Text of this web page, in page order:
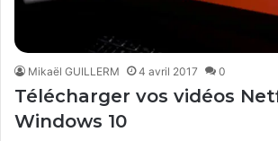
Mikaël GUILLERM 4 avril 2017 0
Télécharger vos vidéos
Windows 10